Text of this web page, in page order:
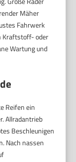
Mäher
Fahrwerk
Kraftstoff- oder
Wartung und
Reifen ein
Allradantrieb
Beschleunigen
Nach nassen